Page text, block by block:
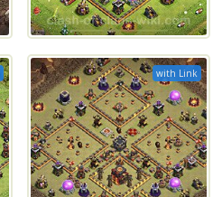
with Link